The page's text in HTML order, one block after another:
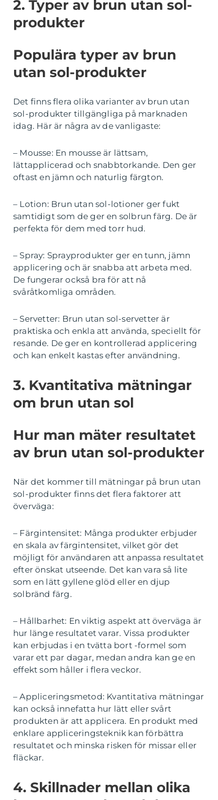
2. Typer av brun utan sol-
produkter
Populära typer av brun
utan sol-produkter
Det finns flera olika varianter av brun utan
sol-produkter tillgängliga på marknaden
idag. Här är några av de vanligaste:
– Mousse: En mousse är lättsam,
lättapplicerad och snabbtorkande. Den ger
oftast en jämn och naturlig färgton.
– Lotion: Brun utan sol-lotioner ger fukt
samtidigt som de ger en solbrun färg. De är
perfekta för dem med torr hud.
– Spray: Sprayprodukter ger en tunn, jämn
applicering och är snabba att arbeta med.
De fungerar också bra för att nå
svåråtkomliga områden.
– Servetter: Brun utan sol-servetter är
praktiska och enkla att använda, speciellt för
resande. De ger en kontrollerad applicering
och kan enkelt kastas efter användning.
3. Kvantitativa mätningar
om brun utan sol
Hur man mäter resultatet
av brun utan sol-produkter
När det kommer till mätningar på brun utan
sol-produkter finns det flera faktorer att
överväga:
– Färgintensitet: Många produkter erbjuder
en skala av färgintensitet, vilket gör det
möjligt för användaren att anpassa resultatet
efter önskat utseende. Det kan vara så lite
som en lätt gyllene glöd eller en djup
solbränd färg.
– Hållbarhet: En viktig aspekt att överväga är
hur länge resultatet varar. Vissa produkter
kan erbjudas i en tvätta bort -formel som
varar ett par dagar, medan andra kan ge en
effekt som håller i flera veckor.
– Appliceringsmetod: Kvantitativa mätningar
kan också innefatta hur lätt eller svårt
produkten är att applicera. En produkt med
enklare appliceringsteknik kan förbättra
resultatet och minska risken för missar eller
fläckar.
4. Skillnader mellan olika